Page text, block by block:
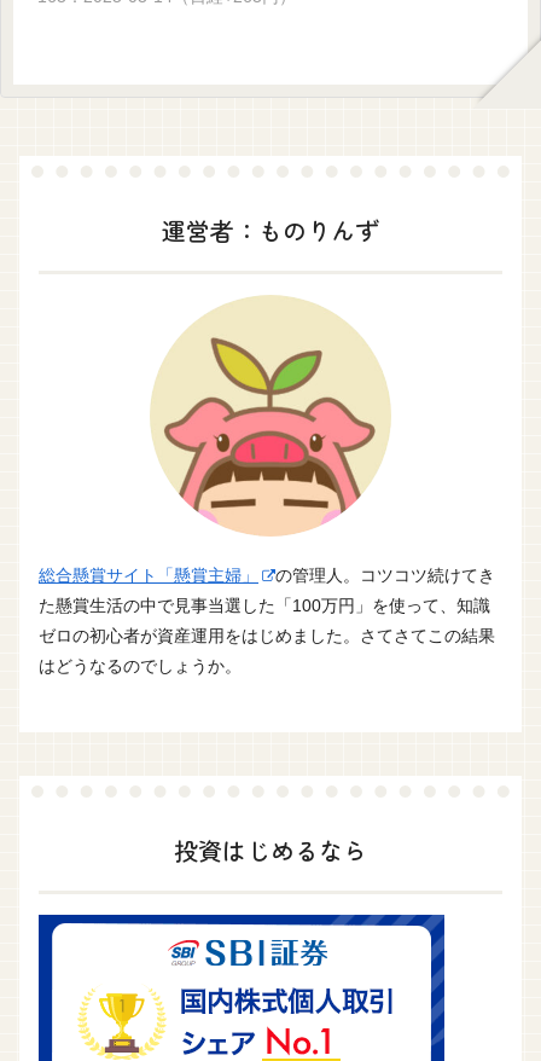
運営者：ものりんず
総合懸賞サイト「懸賞主婦」
の管理人。コツコツ続けてき
た懸賞生活の中で見事当選した「100万円」を使って、知識
ゼロの初心者が資産運用をはじめました。さてさてこの結果
はどうなるのでしょうか。
投資はじめるなら